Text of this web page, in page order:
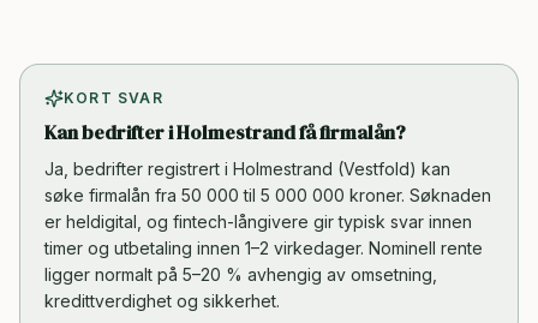
KORT SVAR
Kan bedrifter i Holmestrand få firmalån?
Ja, bedrifter registrert i Holmestrand (Vestfold) kan
søke firmalån fra 50 000 til 5 000 000 kroner. Søknaden
er heldigital, og fintech-långivere gir typisk svar innen
timer og utbetaling innen 1–2 virkedager. Nominell rente
ligger normalt på 5–20 % avhengig av omsetning,
kredittverdighet og sikkerhet.